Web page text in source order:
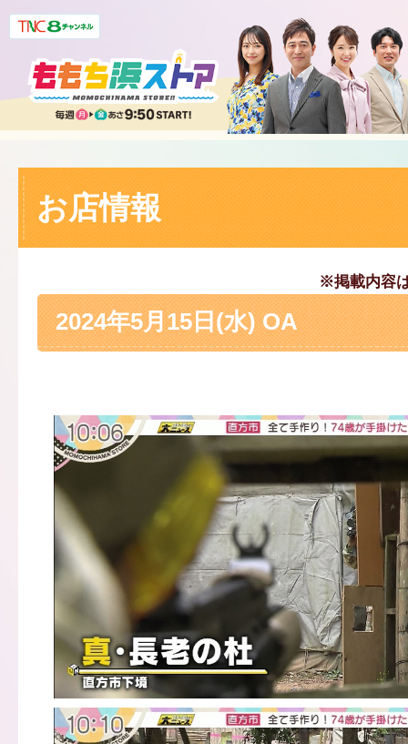
お店情報
※掲載内容
2024年5月15日(水) OA